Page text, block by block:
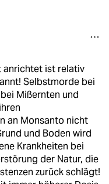
anrichtet ist relativ
Selbstmorde bei
Mißernten und
an Monsanto nicht
und Boden wird
Krankheiten bei
der Natur, die
zurück schlägt!